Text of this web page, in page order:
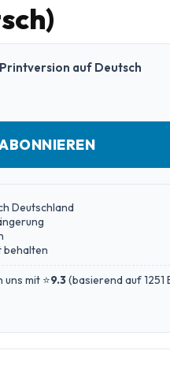
auf Deutsch
Deutschland
behalten
mit ⭐9.3(basierend auf 1251